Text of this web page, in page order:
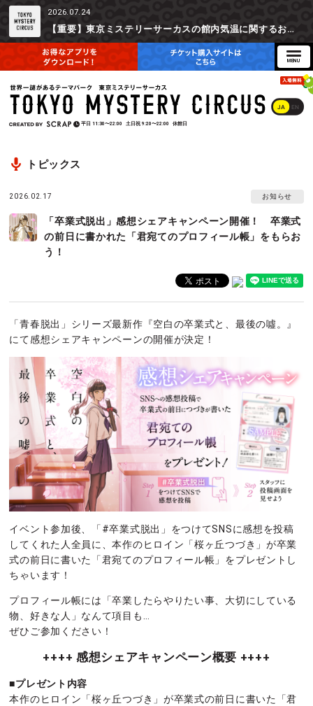
2026.07.24
【重要】東京ミステリーサーカスの館内気温に関するお詫びとご参加辞退時の返金対応について
JA EN
平日 11:30〜22:00 土日祝 9:20〜22:00 休館日
トピックス
2026.02.17 お知らせ
「卒業式脱出」感想シェアキャンペーン開催！ 卒業式
の前日に書かれた「君宛てのプロフィール帳」をもらお
う！
「青春脱出」シリーズ最新作『空白の卒業式と、最後の噓。』
にて感想シェアキャンペーンの開催が決定！
イベント参加後、「#卒業式脱出」をつけてSNSに感想を投稿
してくれた人全員に、本作のヒロイン「桜ヶ丘つづき」が卒業
式の前日に書いた「君宛てのプロフィール帳」をプレゼントし
ちゃいます！
プロフィール帳には「卒業したらやりたい事、大切にしている
物、好きな人」なんて項目も…
ぜひご参加ください！
++++ 感想シェアキャンペーン概要 ++++
■プレゼント内容
本作のヒロイン「桜ヶ丘つづき」が卒業式の前日に書いた「君